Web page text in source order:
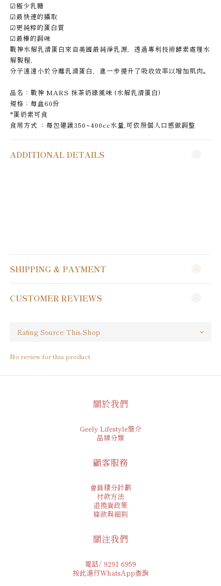
☑極少乳糖
☑最快速的攝取
☑更純粹的蛋白質
☑最棒的調味
戰神水解乳清蛋白來自美國最純淨乳源，透過專利技術酵素處理水
解製程，
分子遠遠小於分離乳清蛋白，進一步提升了吸收效率以增加肌肉。
品名：戰神 MARS 抹茶奶綠風味 (水解乳清蛋白)
規格：每盒60份
*蛋奶素可食
食用方式 ：每包建議350~400cc水量,可依照個人口感做調整
ADDITIONAL DETAILS
SHIPPING & PAYMENT
CUSTOMER REVIEWS
No review for this product
關於我們
Geely Lifestyle簡介
品牌分類
顧客服務
會員積分計劃
付款方法
退換貨政策
條款與細則
關注我們
電話/ 9291 6959
按此進行WhatsApp查詢